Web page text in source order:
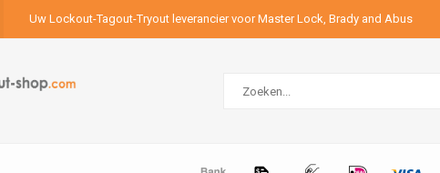
Uw Lockout-Tagout-Tryout leverancier voor Master Lock, Brady and Abus